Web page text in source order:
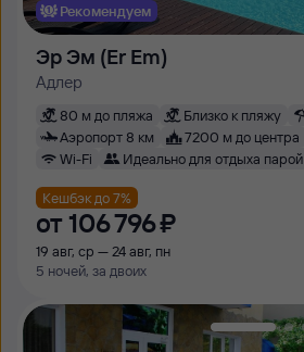
Рекомендуем
Эр Эм (Er Em)
Адлер
80 м до пляжа Близко к пляжу
Аэропорт 8 км
7200 м до центра
Wi-Fi
Идеально для отдыха парой
Кешбэк до 7%
от 106 ⁠796 ⁠₽
19 авг, ср — 24 авг, пн
5 ночей, за двоих